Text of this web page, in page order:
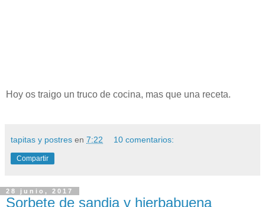
Hoy os traigo un truco de cocina, mas que una receta.
tapitas y postres en 7:22 10 comentarios:
Compartir
28 junio, 2017
Sorbete de sandia y hierbabuena